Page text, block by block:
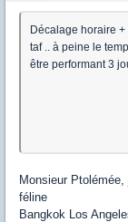
Décalage horaire +
taf .. à peine le
être performant 3
Monsieur
féline
Bangkok Los